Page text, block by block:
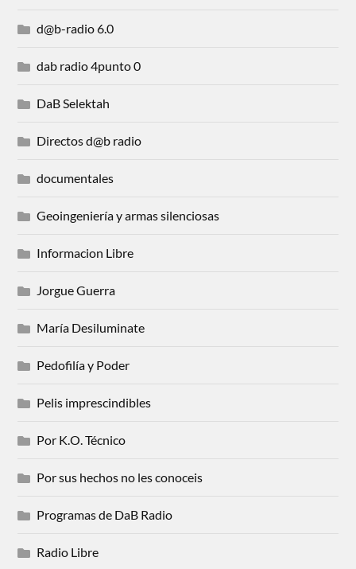
d@b-radio 6.0
dab radio 4punto 0
DaB Selektah
Directos d@b radio
documentales
Geoingeniería y armas silenciosas
Informacion Libre
Jorgue Guerra
María Desiluminate
Pedofilía y Poder
Pelis imprescindibles
Por K.O. Técnico
Por sus hechos no les conoceis
Programas de DaB Radio
Radio Libre